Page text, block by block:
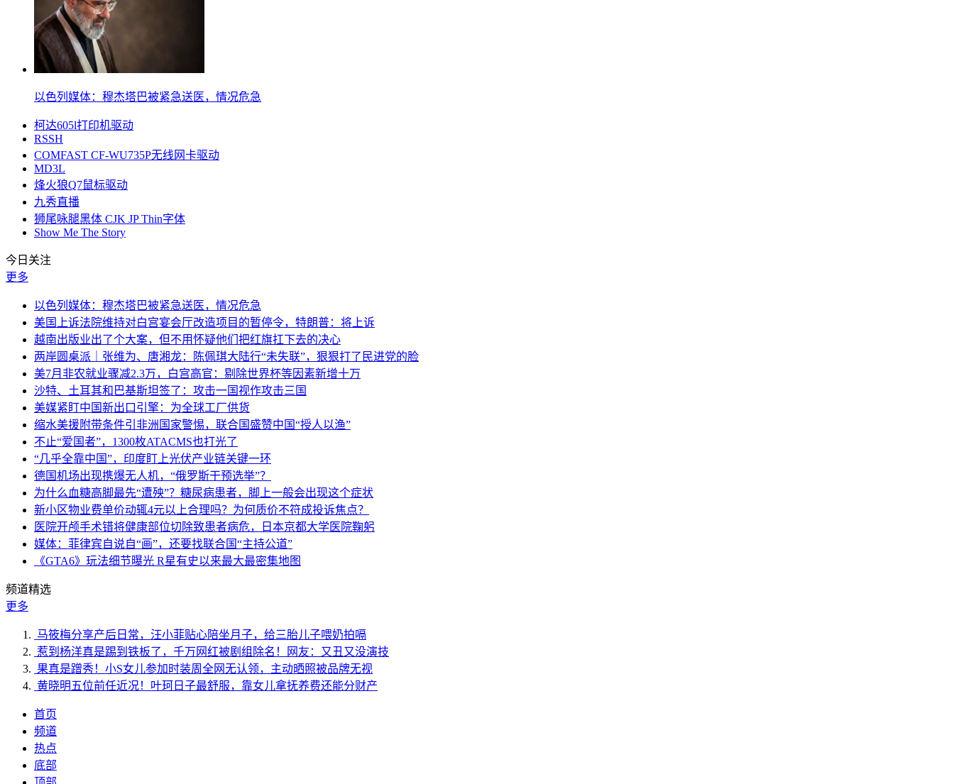
以色列媒体：穆杰塔巴被紧急送医，情况危急
柯达605l打印机驱动
RSSH
COMFAST CF-WU735P无线网卡驱动
MD3L
烽火狼Q7鼠标驱动
九秀直播
狮尾咏腿黑体 CJK JP Thin字体
Show Me The Story
今日关注
更多
以色列媒体：穆杰塔巴被紧急送医，情况危急
美国上诉法院维持对白宫宴会厅改造项目的暂停令，特朗普：将上诉
越南出版业出了个大案，但不用怀疑他们把红旗扛下去的决心
两岸圆桌派｜张维为、唐湘龙：陈佩琪大陆行“未失联”，狠狠打了民进党的脸
美7月非农就业骤减2.3万，白宫高官：剔除世界杯等因素新增十万
沙特、土耳其和巴基斯坦签了：攻击一国视作攻击三国
美媒紧盯中国新出口引擎：为全球工厂供货
缩水美援附带条件引非洲国家警惕，联合国盛赞中国“授人以渔”
不止“爱国者”，1300枚ATACMS也打光了
“几乎全靠中国”，印度盯上光伏产业链关键一环
德国机场出现携爆无人机，“俄罗斯干预选举”？
为什么血糖高脚最先“遭殃”？糖尿病患者，脚上一般会出现这个症状
新小区物业费单价动辄4元以上合理吗？为何质价不符成投诉焦点？
医院开颅手术错将健康部位切除致患者病危，日本京都大学医院鞠躬
媒体：菲律宾自说自“画”，还要找联合国“主持公道”
《GTA6》玩法细节曝光 R星有史以来最大最密集地图
频道精选
更多
马筱梅分享产后日常，汪小菲贴心陪坐月子，给三胎儿子喂奶拍嗝
惹到杨洋真是踢到铁板了，千万网红被剧组除名！网友：又丑又没演技
果真是蹭秀！小S女儿参加时装周全网无认领，主动晒照被品牌无视
黄晓明五位前任近况！叶珂日子最舒服，靠女儿拿抚养费还能分财产
首页
频道
热点
底部